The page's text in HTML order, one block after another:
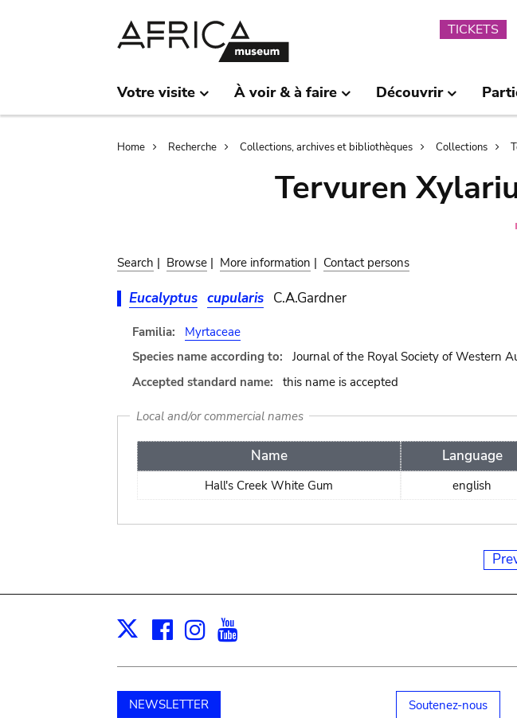
TICKETS
Votre visite À voir & à faire Découvrir
Breadcrumb
Home Recherche Collections, archives et bibliothèques Collections
Tervuren
Search | Browse | More information | Contact persons
Eucalyptus cupularis C.A.Gardner
Familia:
Myrtaceae
Species name according to:
Journal of the Royal Society of Western
Accepted standard name:
this name is accepted
Local and/or commercial names
Name Language
Hall's Creek White Gum english
X Facebook
Instagram
NEWSLETTER Soutenez-nous